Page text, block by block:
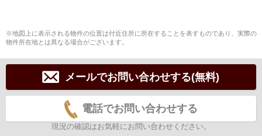
※地図上に表示される物件の位置は付近住所に所在することを表すものであり、実際の
物件所在地とは異なる場合がございます。
メールでお問い合わせする(無料)
電話でお問い合わせする
現況の確認はお気軽にお問い合わせください。